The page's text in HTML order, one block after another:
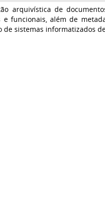
arquivística de
e funcionais, além de
de sistemas informatizados